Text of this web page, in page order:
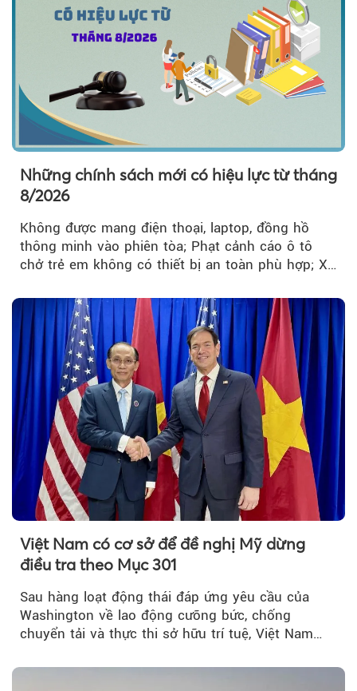
Những chính sách mới có hiệu lực từ tháng
8/2026
Không được mang điện thoại, laptop, đồng hồ
thông minh vào phiên tòa; Phạt cảnh cáo ô tô
chở trẻ em không có thiết bị an toàn phù hợp; Xe
với Bộ Công an… là những chính sách mới có
hiệu lực từ tháng 8/2026.
Việt Nam có cơ sở để đề nghị Mỹ dừng
điều tra theo Mục 301
Sau hàng loạt động thái đáp ứng yêu cầu của
Washington về lao động cưỡng bức, chống
chuyển tải và thực thi sở hữu trí tuệ, Việt Nam